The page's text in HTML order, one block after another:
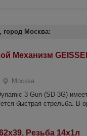
город Москва:
Механизм
Москва
3 Gun (SD-3G)
быстрая стрельба. В
Резьба 14х1л